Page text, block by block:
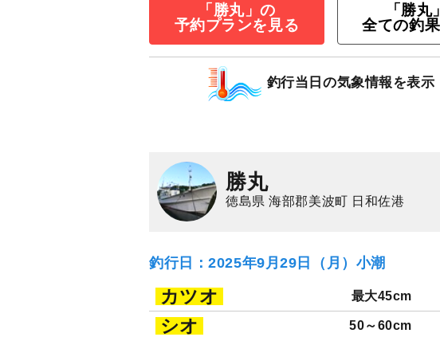
アジ五目プラン
アジ（マアジ）
「勝丸」の
予約プランを見る
「勝丸
全ての釣
釣行当日の気象情報を表示
勝丸
徳島県 海部郡美波町 日和佐港
釣行日：2025年9月29日（月）小潮
カツオ 最大45cm
シオ 50～60cm